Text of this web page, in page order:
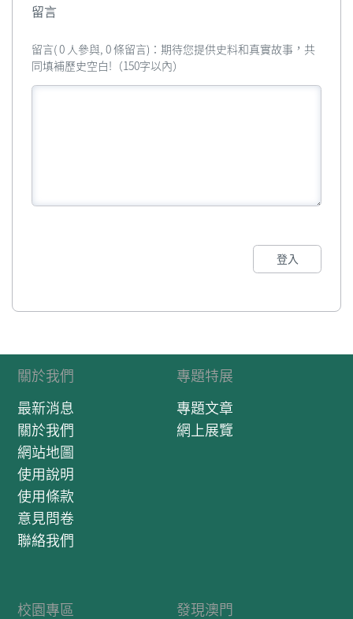
留言
留言( 0 人參與, 0 條留言)：期待您提供史料和真實故事，共
同填補歷史空白!（150字以內）
登入
關於我們
最新消息
關於我們
網站地圖
使用說明
使用條款
意見問卷
聯絡我們
專題特展
專題文章
網上展覽
校園專區
發現澳門